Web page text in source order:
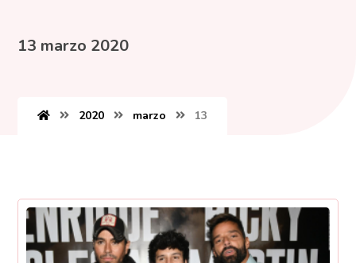
13 marzo 2020
2020 marzo 13